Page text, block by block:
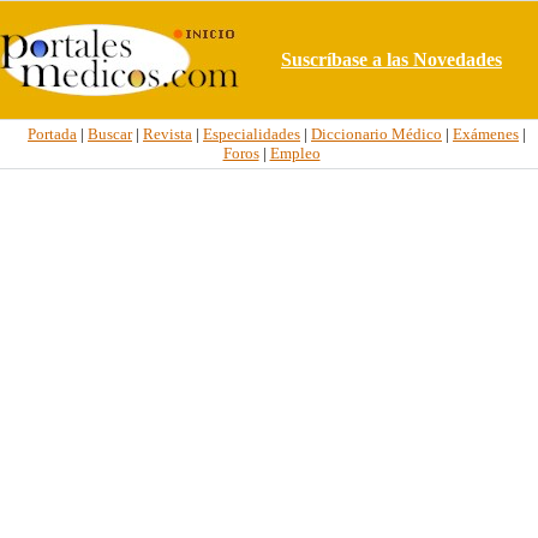
Suscríbase a las Novedades
Portada | Buscar| Revista | Especialidades | Diccionario Médico | Exámenes |
Foros| Empleo